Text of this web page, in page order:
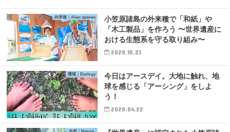
外来種｜Alien species
小笠原諸島の外来種で「和紙」や
「木工製品」を作ろう 〜世界遺産に
おける生態系を守る取り組み〜
2020.10.23
環境｜Ecology
今日はアースデイ。大地に触れ、地
球を感じる「アーシング」をしよ
う！
2020.04.22
自然｜Nature